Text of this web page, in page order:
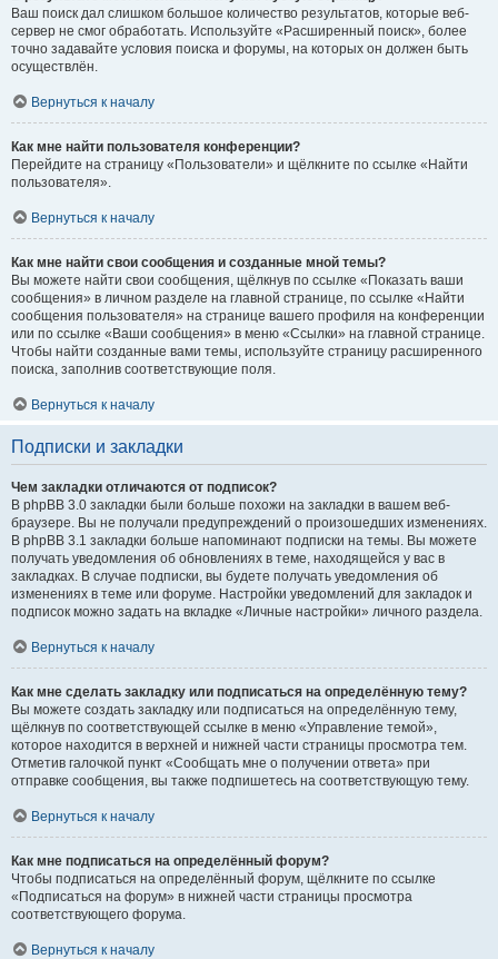
Ваш поиск дал слишком большое количество результатов, которые веб-
сервер не смог обработать. Используйте «Расширенный поиск», более
точно задавайте условия поиска и форумы, на которых он должен быть
осуществлён.
Вернуться к началу
Как мне найти пользователя конференции?
Перейдите на страницу «Пользователи» и щёлкните по ссылке «Найти
пользователя».
Вернуться к началу
Как мне найти свои сообщения и созданные мной темы?
Вы можете найти свои сообщения, щёлкнув по ссылке «Показать ваши
сообщения» в личном разделе на главной странице, по ссылке «Найти
сообщения пользователя» на странице вашего профиля на конференции
или по ссылке «Ваши сообщения» в меню «Ссылки» на главной странице.
Чтобы найти созданные вами темы, используйте страницу расширенного
поиска, заполнив соответствующие поля.
Вернуться к началу
Подписки и закладки
Чем закладки отличаются от подписок?
В phpBB 3.0 закладки были больше похожи на закладки в вашем веб-
браузере. Вы не получали предупреждений о произошедших изменениях.
В phpBB 3.1 закладки больше напоминают подписки на темы. Вы можете
получать уведомления об обновлениях в теме, находящейся у вас в
закладках. В случае подписки, вы будете получать уведомления об
изменениях в теме или форуме. Настройки уведомлений для закладок и
подписок можно задать на вкладке «Личные настройки» личного раздела.
Вернуться к началу
Как мне сделать закладку или подписаться на определённую тему?
Вы можете создать закладку или подписаться на определённую тему,
щёлкнув по соответствующей ссылке в меню «Управление темой»,
которое находится в верхней и нижней части страницы просмотра тем.
Отметив галочкой пункт «Сообщать мне о получении ответа» при
отправке сообщения, вы также подпишетесь на соответствующую тему.
Вернуться к началу
Как мне подписаться на определённый форум?
Чтобы подписаться на определённый форум, щёлкните по ссылке
«Подписаться на форум» в нижней части страницы просмотра
соответствующего форума.
Вернуться к началу